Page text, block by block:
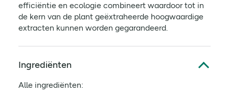
efficiëntie en ecologie combineert waardoor tot in
de kern van de plant geëxtraheerde hoogwaardige
extracten kunnen worden gegarandeerd.
Ingrediënten
Alle ingrediënten: